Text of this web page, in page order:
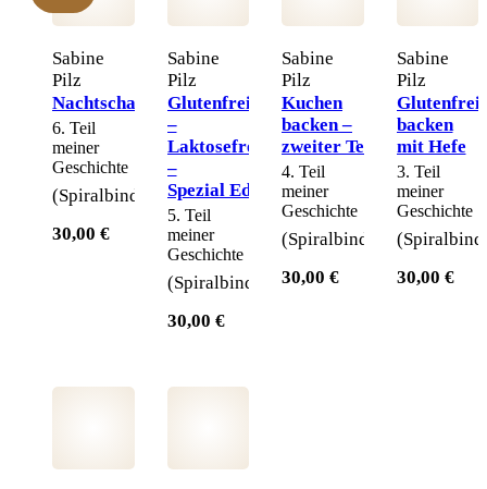
Sabine
Pilz
Nachtschattengewächsfrei
6. Teil
meiner
Geschichte
(Spiralbindung)
30,00 €
Sabine
Pilz
Glutenfrei
–
Laktosefrei
–
Spezial Edition
5. Teil
meiner
Geschichte
(Spiralbindung)
30,00 €
Sabine
Pilz
Kuchen
backen –
zweiter Teil
4. Teil
meiner
Geschichte
(Spiralbindung)
30,00 €
Sabine
Pilz
Glutenfrei
backen
mit Hefe
3. Teil
meiner
Geschichte
30,00 €